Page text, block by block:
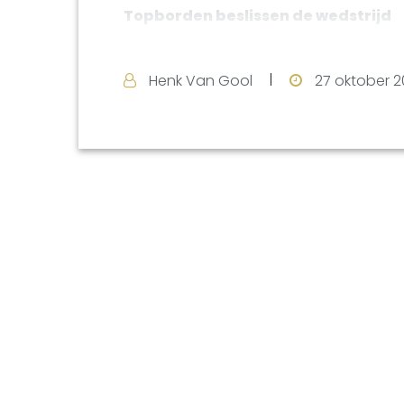
Topborden beslissen de wedstrijd
bleken de buren, de Tegelse
start ging. Gelukkig waren beide
Henk Van Gool 27 oktober